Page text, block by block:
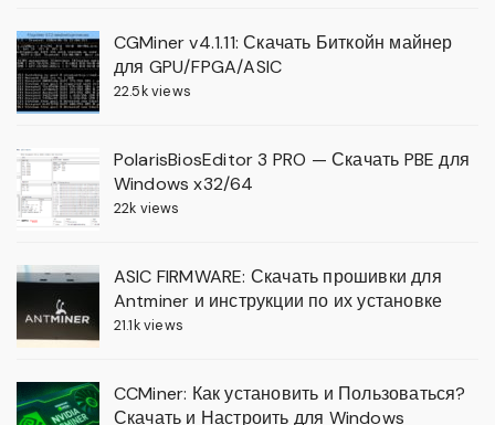
CGMiner v4.1.11: Скачать Биткойн майнер
для GPU/FPGA/ASIC
22.5k views
PolarisBiosEditor 3 PRO — Скачать PBE для
Windows x32/64
22k views
ASIC FIRMWARE: Скачать прошивки для
Antminer и инструкции по их установке
21.1k views
CCMiner: Как установить и Пользоваться?
Скачать и Настроить для Windows